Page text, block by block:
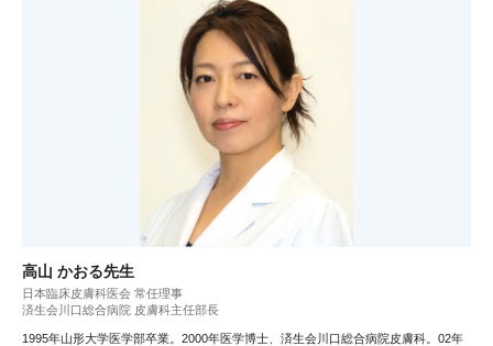
高山 かおる先生
日本臨床皮膚科医会 常任理事
済生会川口総合病院 皮膚科主任部長
1995年山形大学医学部卒業。2000年医学博士、済生会川口総合病院皮膚科。02年